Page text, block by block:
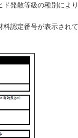
ド発散等級の種別により
料認定番号が表示されて